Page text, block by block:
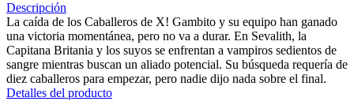
Descripción
La caída de los Caballeros de X! Gambito y su equipo han ganado
una victoria momentánea, pero no va a durar. En Sevalith, la
Capitana Britania y los suyos se enfrentan a vampiros sedientos de
sangre mientras buscan un aliado potencial. Su búsqueda requería de
diez caballeros para empezar, pero nadie dijo nada sobre el final.
Detalles del producto